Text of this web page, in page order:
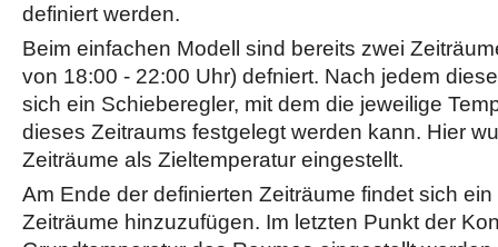
definiert werden.
Beim einfachen Modell sind bereits zwei
von 18:00 - 22:00 Uhr) defniert. Nach jedem
sich ein Schieberegler, mit dem die jeweilige
dieses Zeitraums festgelegt werden kann. Hier
Zeiträume als Zieltemperatur eingestellt.
Am Ende der definierten Zeiträume findet sich
Zeiträume hinzuzufügen. Im letzten Punkt der